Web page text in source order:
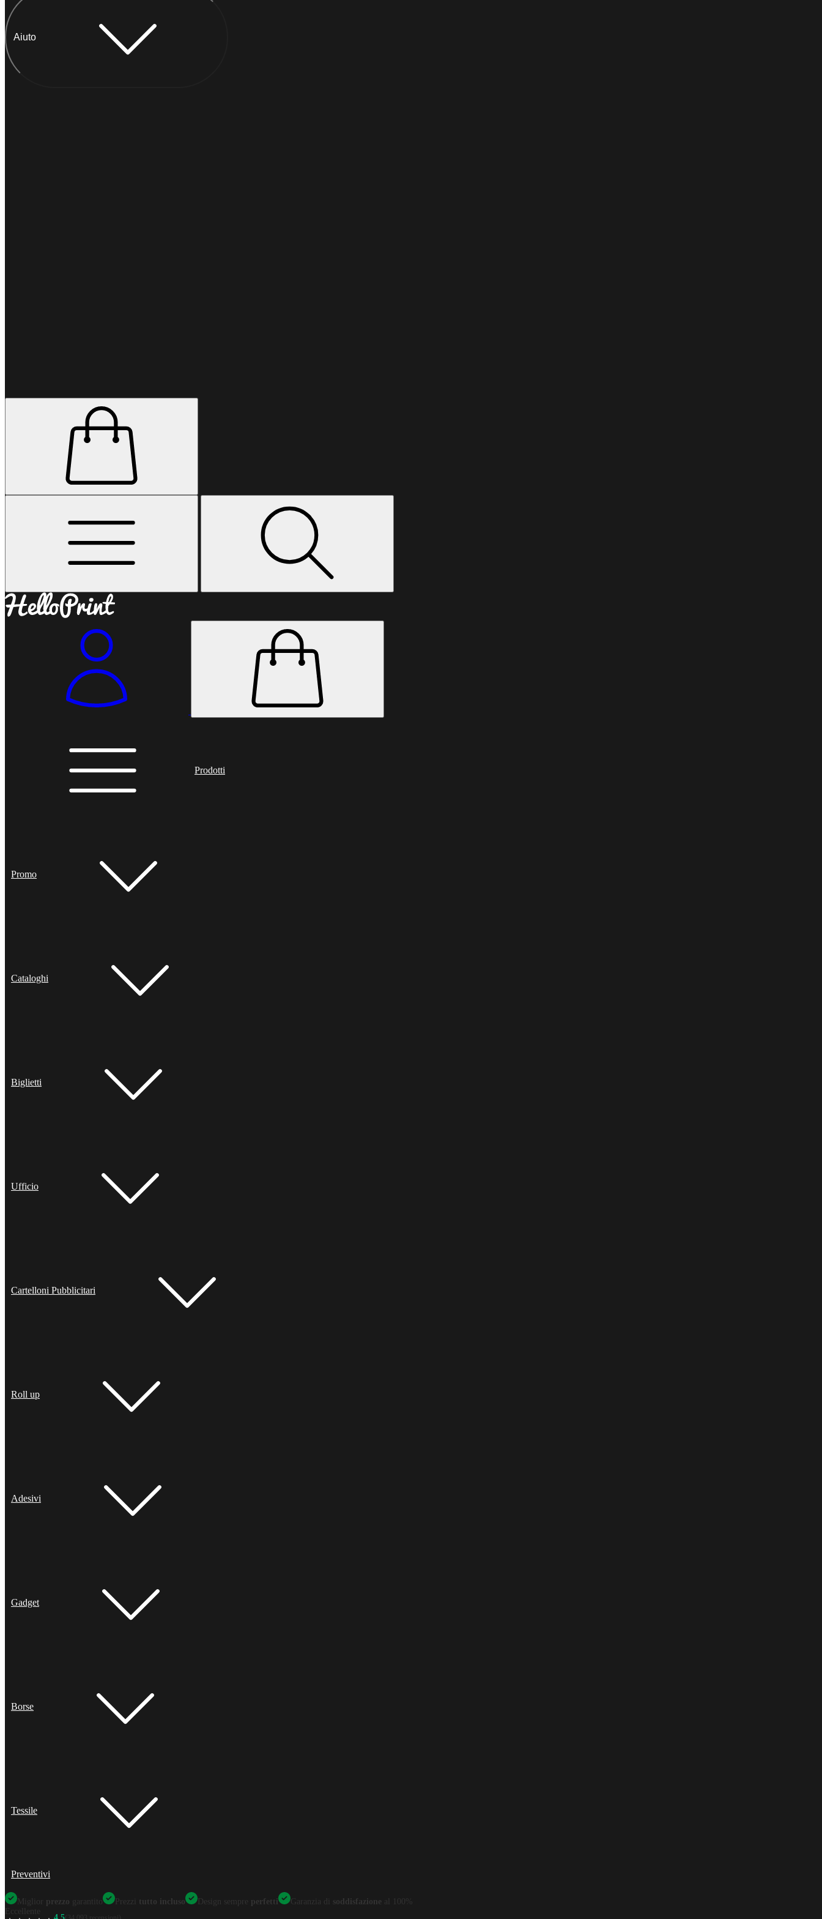
Aiuto
Prodotti
Promo
Cataloghi
Biglietti
Ufficio
Cartelloni Pubblicitari
Roll up
Adesivi
Gadget
Borse
Tessile
Preventivi
Miglior prezzo garantito Prezzi tutto incluso Design sempre perfetti Garanzia di soddisfazione al 100%
Eccellente